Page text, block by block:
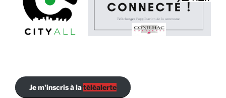
Je m'inscris à latéléalerte